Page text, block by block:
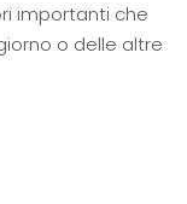
importanti che
o delle altre